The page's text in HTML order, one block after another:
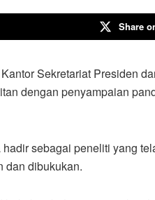
Share
Sekretariat Presiden
dengan penyampaian
sebagai peneliti yang
dan dibukukan.